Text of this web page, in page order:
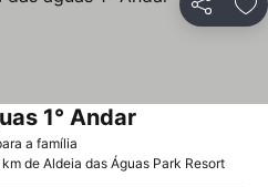
Partilhar
a família
1° Andar
de Aldeia das Águas Park Resort